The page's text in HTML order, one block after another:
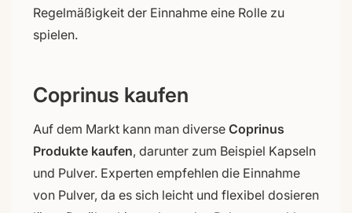
Regelmäßigkeit der Einnahme eine Rolle zu
spielen.
Coprinus kaufen
Auf dem Markt kann man diverse Coprinus
Produkte kaufen, darunter zum Beispiel Kapseln
und Pulver. Experten empfehlen die Einnahme
von Pulver, da es sich leicht und flexibel dosieren